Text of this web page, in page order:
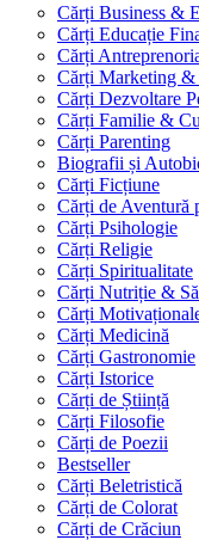
Cărți Business &
Cărți Educație
Cărți
Cărți Marketing &
Cărți Dezvoltare
Cărți Familie &
Cărți Parenting
Biografii și
Cărți Ficțiune
Cărți de Aventură
Cărți Psihologie
Cărți Religie
Cărți Spiritualitate
Cărți Nutriție &
Cărți
Cărți Medicină
Cărți Gastronomie
Cărți Istorice
Cărți de Știință
Cărți Filosofie
Cărți de Poezii
Bestseller
Cărți Beletristică
Cărți de Colorat
Cărți de Crăciun